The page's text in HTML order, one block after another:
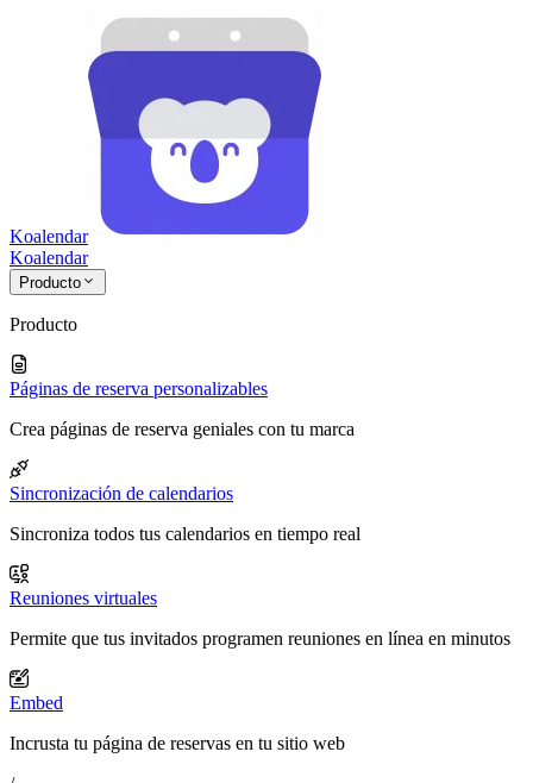
Koalendar
Koalendar
Producto
Producto
Páginas de reserva personalizables
Crea páginas de reserva geniales con tu marca
Sincronización de calendarios
Sincroniza todos tus calendarios en tiempo real
Reuniones virtuales
Permite que tus invitados programen reuniones en línea en minutos
Embed
Incrusta tu página de reservas en tu sitio web